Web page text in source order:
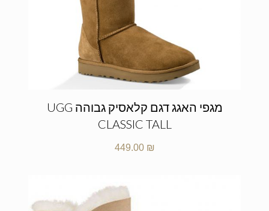
מגפי האגג דגם קלאסיק גבוהה UGG
CLASSIC TALL
449.00 ₪